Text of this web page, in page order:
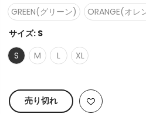
GREEN(グリーン)
ORANGE(オレ
サイズ: S
S
M L XL
売り切れ